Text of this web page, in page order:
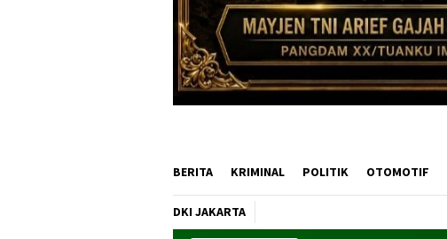
BERITA KRIMINAL POLITIK OTOMOTIF
DKI JAKARTA